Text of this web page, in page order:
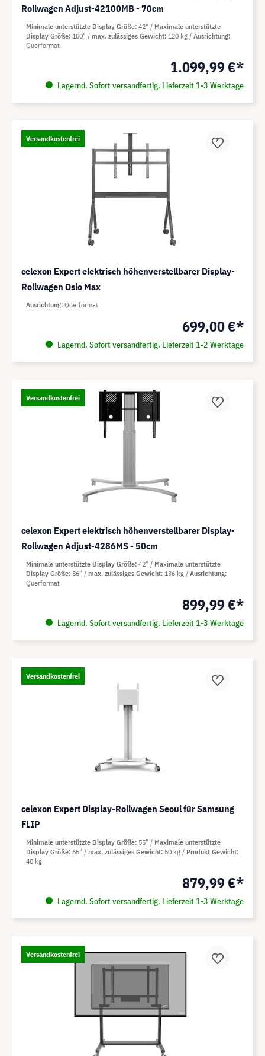
Rollwagen Adjust-42100MB - 70cm
1.099,99 €*
Lagernd. Sofort versandfertig. Lieferzeit 1-3 Werktage
Minimale unterstützte Display Größe 42"
Maximale unterstützte
Display Größe 100" max. zulässiges Gewicht 120 kg
Ausrichtung
Querformat
Versandkostenfrei
celexon Expert elektrisch höhenverstellbarer Display-
Rollwagen Oslo Max
699,00 €*
Lagernd. Sofort versandfertig. Lieferzeit 1-2 Werktage
Ausrichtung Querformat
Versandkostenfrei
celexon Expert elektrisch höhenverstellbarer Display-
Rollwagen Adjust-4286MS - 50cm
899,99 €*
Lagernd. Sofort versandfertig. Lieferzeit 1-3 Werktage
Minimale unterstützte Display Größe 42"
Maximale unterstützte
Display Größe 86" max. zulässiges Gewicht 136 kg
Ausrichtung
Querformat
Versandkostenfrei
celexon Expert Display-Rollwagen Seoul für Samsung
FLIP
879,99 €*
Lagernd. Sofort versandfertig. Lieferzeit 1-3 Werktage
Minimale unterstützte Display Größe 55"
Maximale unterstützte
Display Größe 65" max. zulässiges Gewicht 50 kg
Produkt Gewicht
40 kg
Versandkostenfrei